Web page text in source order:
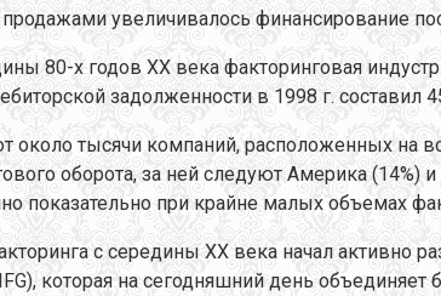
увеличивалось финансирование
80-х годов XX века факторинговая
задолженности в 1998 г. составил
около тысячи компаний, расположенных на
оборота, за ней следуют Америка
показательно при крайне малых объемах
с середины XX века начал активно
которая на сегодняшний день